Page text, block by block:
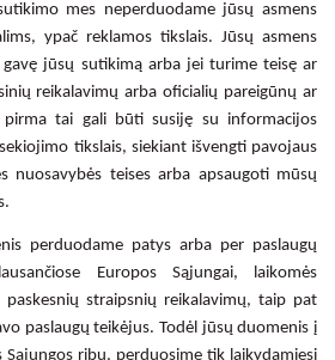
mes neperduodame jūsų asmens
ypač reklamos tikslais. Jūsų asmens
jūsų sutikimą arba jei turime teisę ar
reikalavimų arba oficialių pareigūnų ar
tai gali būti susiję su informacijos
tikslais, siekiant išvengti pavojaus
nuosavybės teises arba apsaugoti mūsų
perduodame patys arba per paslaugų
Europos Sąjungai, laikomės
straipsnių reikalavimų, taip pat
paslaugų teikėjus. Todėl jūsų duomenis į
Sąjungos ribų, perduosime tik laikydamiesi